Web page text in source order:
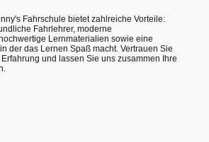
Fahrschule bietet zahlreiche Vorteile:
Fahrlehrer, moderne
Lernmaterialien sowie eine
der das Lernen Spaß macht. Vertrauen Sie
und lassen Sie uns zusammen Ihre